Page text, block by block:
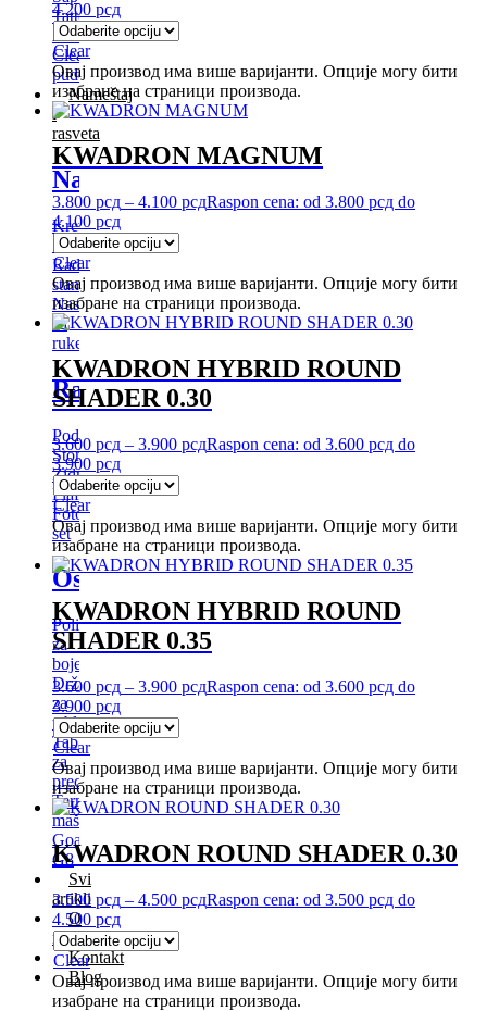
Tattoo
Armour
Cleanup
puder
Nameštaj
i
rasveta
Nameštaj
Kreveti
Stolice
Radne
stanice
Nasloni
za
ruke
Rasveta
Podne
Stone
Zidne
Plafonske
Foto
set
Ostalo
Police
za
boje
Držači
za
tablet
Tabla
za
precrtavanje
Termokopir
mašine
Goat
G8
Svi
artikli
O
nama
Kontakt
Blog
4.200 рсд
Clear
Овај производ има више варијанти. Опције могу бити
изабране на страници производа.
KWADRON MAGNUM
3.800 рсд – 4.100 рсдRaspon cena: od 3.800 рсд do
4.100 рсд
Clear
Овај производ има више варијанти. Опције могу бити
изабране на страници производа.
KWADRON HYBRID ROUND
SHADER 0.30
3.600 рсд – 3.900 рсдRaspon cena: od 3.600 рсд do
3.900 рсд
Clear
Овај производ има више варијанти. Опције могу бити
изабране на страници производа.
KWADRON HYBRID ROUND
SHADER 0.35
3.600 рсд – 3.900 рсдRaspon cena: od 3.600 рсд do
3.900 рсд
Clear
Овај производ има више варијанти. Опције могу бити
изабране на страници производа.
KWADRON ROUND SHADER 0.30
3.500 рсд – 4.500 рсдRaspon cena: od 3.500 рсд do
4.500 рсд
Clear
Овај производ има више варијанти. Опције могу бити
изабране на страници производа.